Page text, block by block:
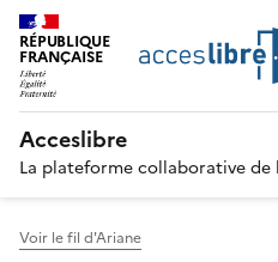
RÉPUBLIQUE
FRANÇAISE
Acceslibre
La plateforme collaborative de
Voir le fil d'Ariane